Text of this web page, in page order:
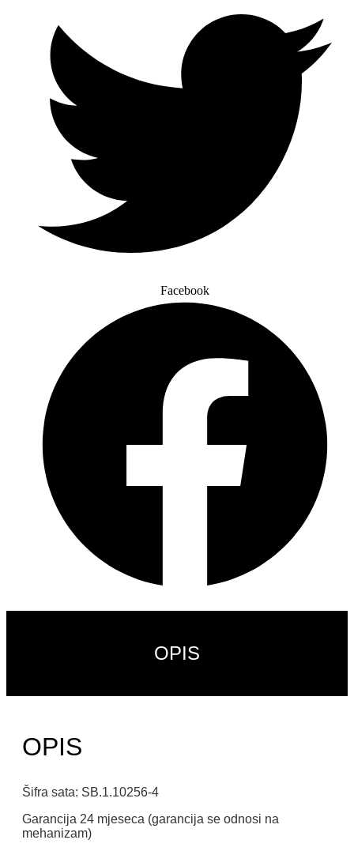
Facebook
OPIS
OPIS
Šifra sata: SB.1.10256-4
Garancija 24 mjeseca (garancija se odnosi na
mehanizam)